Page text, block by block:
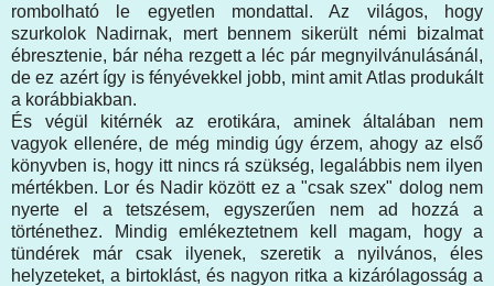
rombolható le egyetlen mondattal. Az világos, hogy
szurkolok Nadirnak, mert bennem sikerült némi bizalmat
ébresztenie, bár néha rezgett a léc pár megnyilvánulásánál,
de ez azért így is fényévekkel jobb, mint amit Atlas produkált
a korábbiakban.
És végül kitérnék az erotikára, aminek általában nem
vagyok ellenére, de még mindig úgy érzem, ahogy az első
könyvben is, hogy itt nincs rá szükség, legalábbis nem ilyen
mértékben. Lor és Nadir között ez a "csak szex" dolog nem
nyerte el a tetszésem, egyszerűen nem ad hozzá a
történethez. Mindig emlékeztetnem kell magam, hogy a
tündérek már csak ilyenek, szeretik a nyilvános, éles
helyzeteket, a birtoklást, és nagyon ritka a kizárólagosság a